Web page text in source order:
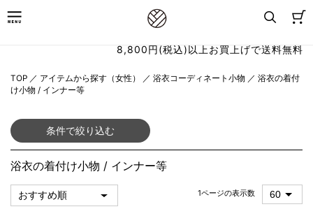
8,800円(税込)以上お買上げで送料無料
TOP ／ アイテムから探す（女性） ／ 浴衣コーディネート小物 ／ 浴衣の着付
け小物 / インナー等
条件で絞り込む
浴衣の着付け小物 / インナー等
1ページの表示数